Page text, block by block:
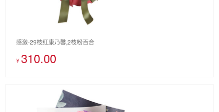
感激-29枝红康乃馨,2枝粉百合
¥ 310.00